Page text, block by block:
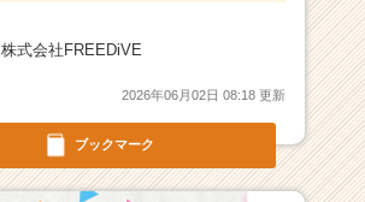
り
ま
か？
|
ベ
ブックマーク
株式会社FREEDiVE
2026年06月02日 08:18 更新